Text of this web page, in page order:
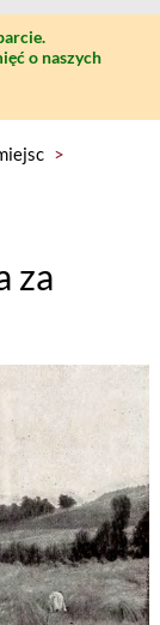
o naszych
>
za